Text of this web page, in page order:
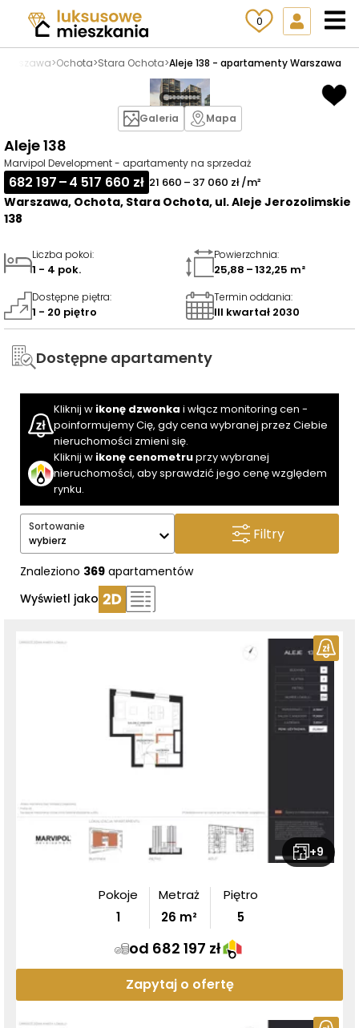
0
>Ochota>Stara Ochota>Aleje 138 - apartamenty Warszawa
Aleje 138
Marvipol Development - apartamenty na sprzedaż
682 197 – 4 517 660 zł 21 660 – 37 060 zł /m²
Warszawa, Ochota, Stara Ochota, ul. Aleje Jerozolimskie
138
Galeria Mapa
Liczba pokoi:
1 - 4 pok.
Powierzchnia:
25,88 – 132,25 m²
Dostępne piętra:
1 - 20 piętro
Termin oddania:
III kwartał 2030
Dostępne apartamenty
Kliknij w ikonę dzwonka i włącz monitoring cen -
poinformujemy Cię, gdy cena wybranej przez Ciebie
nieruchomości zmieni się.
Kliknij w ikonę cenometruprzy wybranej
nieruchomości, aby sprawdzić jego cenę względem
rynku.
Filtry
Sortowanie
wybierz
Znaleziono 369 apartamentów
Wyświetl jako
+9
Pokoje
1
Metraż
26 m²
Piętro
5
od 682 197 zł
Zapytaj o ofertę